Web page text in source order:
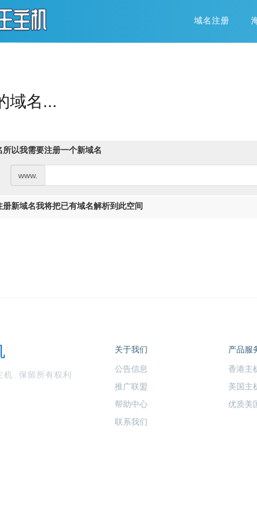
域名注册
域名...
所以我需要注册一个新域名
www.
册新域名我将把已有域名解析到此空间
. 保留所有权利
关于我们
公告信息
推广联盟
帮助中心
联系我们
产品服
香港主
美国主
优质美